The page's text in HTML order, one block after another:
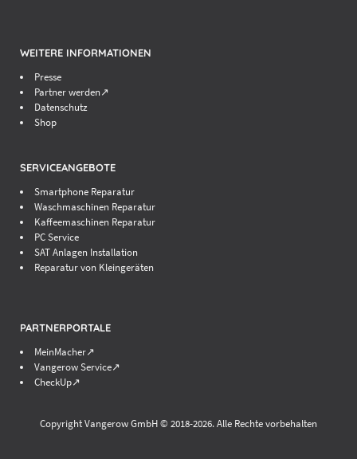
WEITERE INFORMATIONEN
Presse
Partner werden↗
Datenschutz
Shop
SERVICEANGEBOTE
Smartphone Reparatur
Waschmaschinen Reparatur
Kaffeemaschinen Reparatur
PC Service
SAT Anlagen Installation
Reparatur von Kleingeräten
PARTNERPORTALE
MeinMacher↗
Vangerow Service↗
CheckUp↗
Copyright Vangerow GmbH © 2018-2026. Alle Rechte vorbehalten